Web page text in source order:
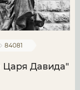
84081
Царя Давида"